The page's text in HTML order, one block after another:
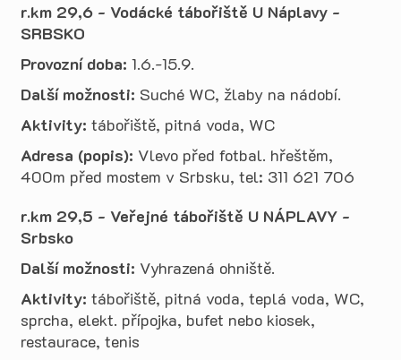
r.km 29,6 - Vodácké tábořiště U Náplavy -
SRBSKO
Provozní doba: 1.6.-15.9.
Další možnosti: Suché WC, žlaby na nádobí.
Aktivity: tábořiště, pitná voda, WC
Adresa (popis): Vlevo před fotbal. hřeštěm,
400m před mostem v Srbsku, tel: 311 621 706
r.km 29,5 - Veřejné tábořiště U NÁPLAVY -
Srbsko
Další možnosti: Vyhrazená ohniště.
Aktivity: tábořiště, pitná voda, teplá voda, WC,
sprcha, elekt. přípojka, bufet nebo kiosek,
restaurace, tenis